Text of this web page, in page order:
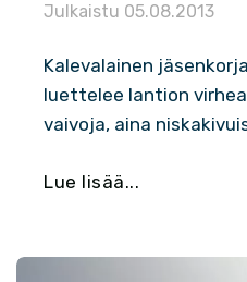
Julkaistu 05.08.2013
Kalevalainen
luettelee lantion
vaivoja, aina
Lue lisää...